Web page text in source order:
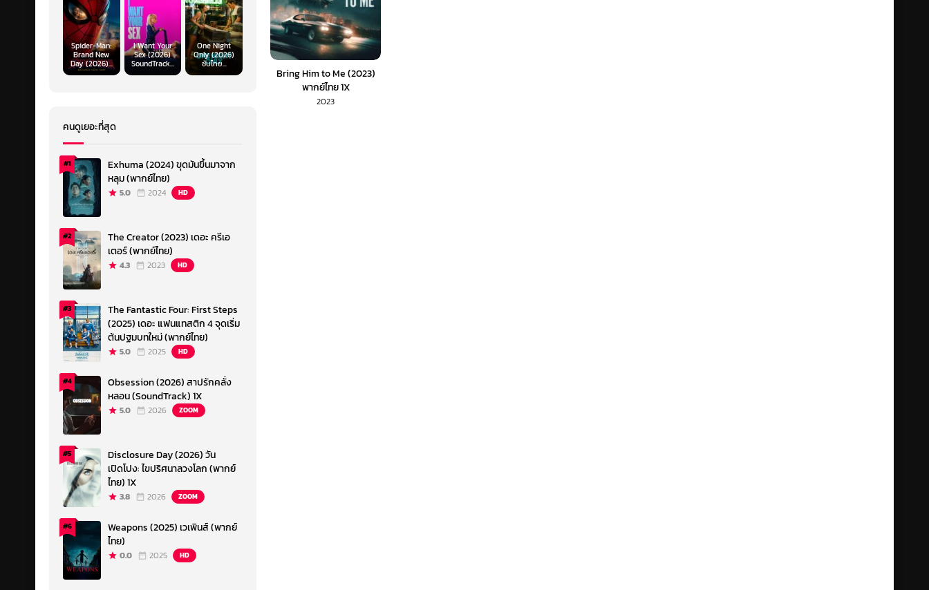
Bring Him to Me (2023)
พากย์ไทย 1X
2023
Spider-Man:
Brand New
Day (2026)...
I Want Your
Sex (2026)
SoundTrack...
One Night
Only (2026)
ซับไทย...
คนดูเยอะที่สุด
#1
Exhuma (2024) ขุดมันขึ้นมาจาก
หลุม (พากย์ไทย)
5.0 2024 HD
#2
The Creator (2023) เดอะ ครีเอ
เตอร์ (พากย์ไทย)
4.3 2023 HD
#3
The Fantastic Four: First Steps
(2025) เดอะ แฟนแทสติก 4 จุดเริ่ม
ต้นปฐมบทใหม่ (พากย์ไทย)
5.0 2025 HD
#4
Obsession (2026) สาปรักคลั่ง
หลอน (SoundTrack) 1X
5.0 2026 ZOOM
#5
Disclosure Day (2026) วัน
เปิดโปง: ไขปริศนาลวงโลก (พากย์
ไทย) 1X
3.8 2026 ZOOM
#6
Weapons (2025) เวเพินส์ (พากย์
ไทย)
0.0 2025 HD